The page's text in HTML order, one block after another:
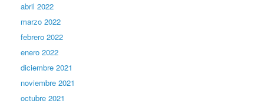
abril 2022
marzo 2022
febrero 2022
enero 2022
diciembre 2021
noviembre 2021
octubre 2021